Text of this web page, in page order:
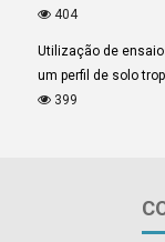
404
Utilização de
um perfil de solo
399